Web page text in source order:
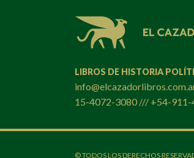
LIBROS DE HISTORIA
15-4072-3080 /// +54-
© TODOS LOS DERECHOS